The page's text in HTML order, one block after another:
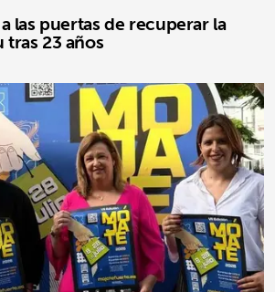
las puertas de recuperar la
tras 23 años